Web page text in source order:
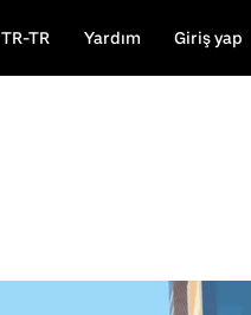
TR-TR Yardım Giriş yap